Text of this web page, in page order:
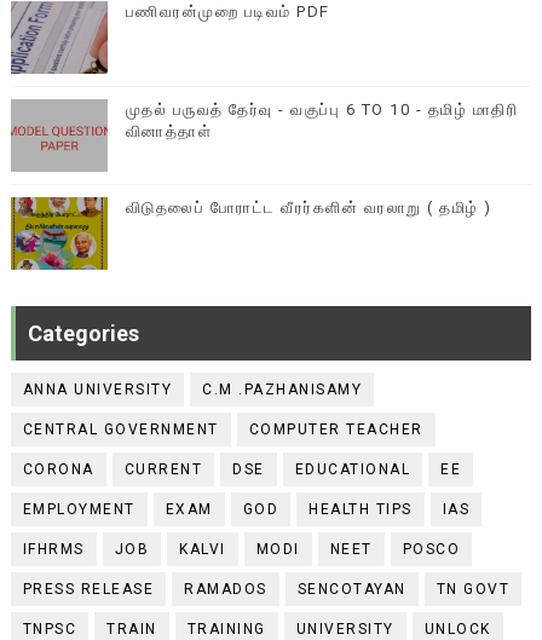
பணிவரன்முறை படிவம் PDF
முதல் பருவத் தேர்வு - வகுப்பு 6 TO 10 - தமிழ் மாதிரி
வினாத்தாள்
விடுதலைப் போராட்ட வீரர்களின் வரலாறு ( தமிழ் )
Categories
ANNA UNIVERSITY C.M .PAZHANISAMY
CENTRAL GOVERNMENT COMPUTER TEACHER
CORONA CURRENT DSE EDUCATIONAL EE
EMPLOYMENT EXAM GOD HEALTH TIPS IAS
IFHRMS JOB KALVI MODI NEET POSCO
PRESS RELEASE RAMADOS SENCOTAYAN TN GOVT
TNPSC TRAIN TRAINING UNIVERSITY UNLOCK